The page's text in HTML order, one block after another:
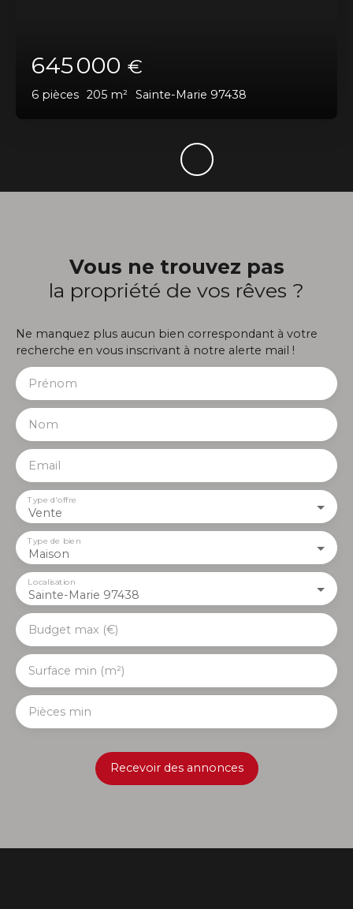
645 000 €
6 pièces 205 m² Sainte-Marie 97438
Vous ne trouvez pas
la propriété de vos rêves ?
Ne manquez plus aucun bien correspondant à votre
recherche en vous inscrivant à notre alerte mail !
Prénom
Nom
Email
Vente
Type d'offre
Maison
Type de bien
Sainte-Marie 97438
Localisation
Budget max (€)
Surface min (m²)
Pièces min
Recevoir des annonces